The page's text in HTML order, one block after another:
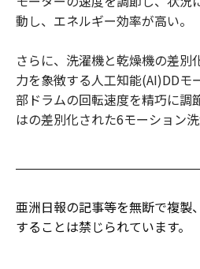
動し、エネルギー効率が高い。
さらに、洗濯機と乾燥機の差別
力を象徴する人工知能(AI)DDモ
部ドラムの回転速度を精巧に調
はの差別化された6モーション
亜洲日報の記事等を無断で複製
することは禁じられています。